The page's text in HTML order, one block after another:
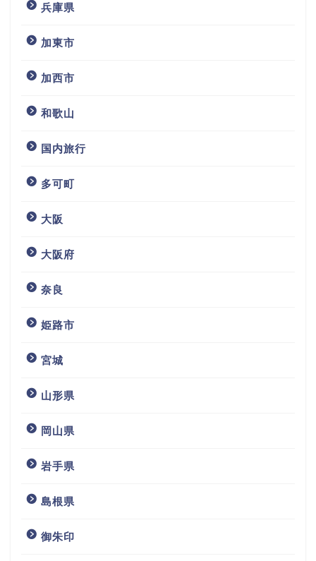
兵庫県
加東市
加西市
和歌山
国内旅行
多可町
大阪
大阪府
奈良
姫路市
宮城
山形県
岡山県
岩手県
島根県
御朱印